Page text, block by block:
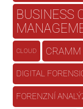
BUSINESS
CLOUD CRAMM
DIGITAL
FORENZNÍ